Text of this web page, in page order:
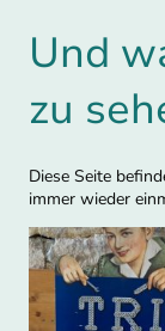
Und
zu
Diese Seite
immer wieder